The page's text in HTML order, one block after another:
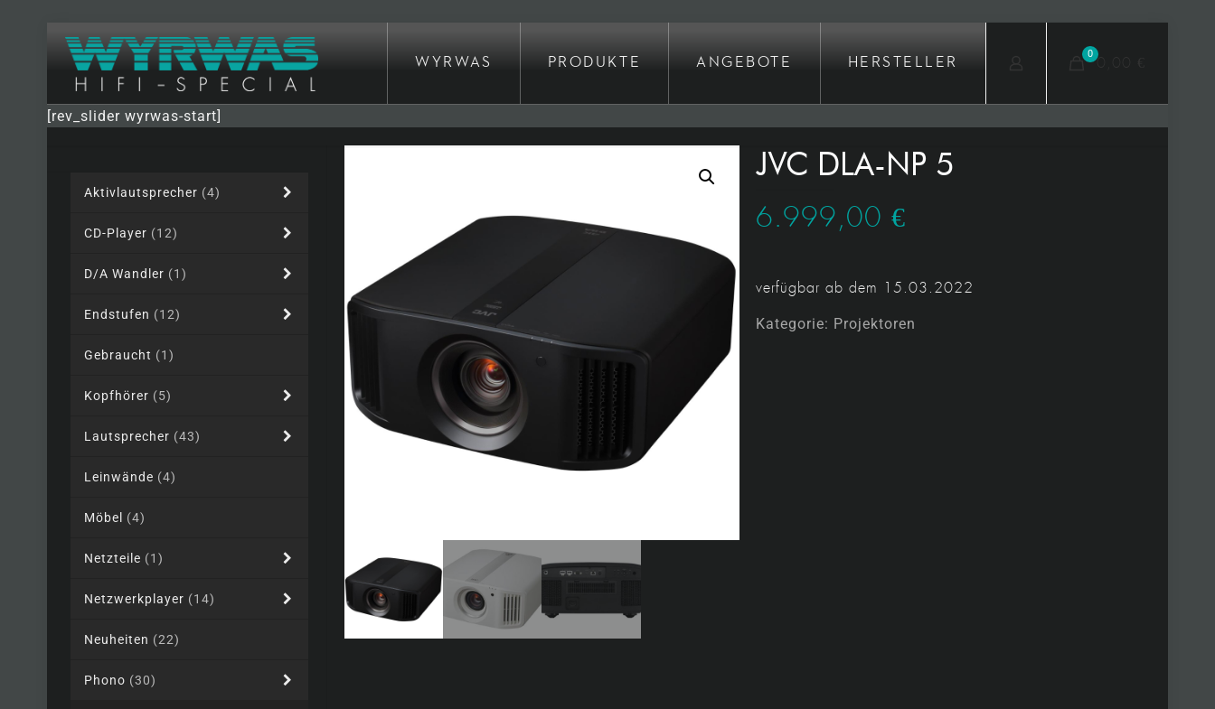
WYRWAS PRODUKTE ANGEBOTE HERSTELLER
0 0,00 €
[rev_slider wyrwas-start]
JVC DLA-NP 5
6.999,00€
verfügbar ab dem 15.03.2022
Kategorie: Projektoren
Aktivlautsprecher (4)
CD-Player (12)
D/A Wandler (1)
Endstufen (12)
Gebraucht (1)
Kopfhörer (5)
Lautsprecher (43)
Leinwände (4)
Möbel (4)
Netzteile (1)
Netzwerkplayer (14)
Neuheiten (22)
Phono (30)